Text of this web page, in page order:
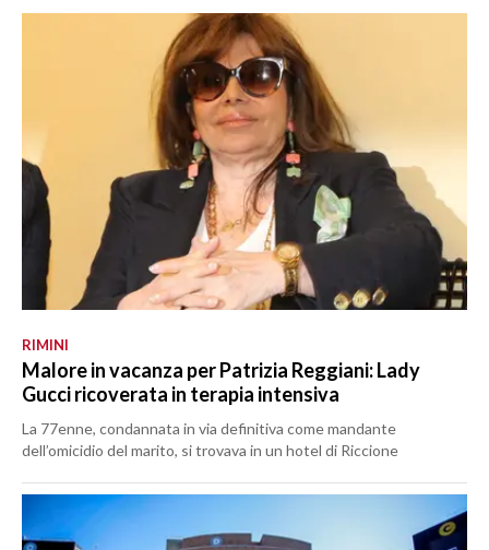
RIMINI
Malore in vacanza per Patrizia Reggiani: Lady
Gucci ricoverata in terapia intensiva
La 77enne, condannata in via definitiva come mandante
dell’omicidio del marito, si trovava in un hotel di Riccione